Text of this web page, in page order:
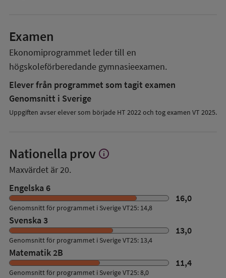
Examen
Ekonomiprogrammet leder till en
högskoleförberedande gymnasieexamen.
Elever från programmet som tagit examen
Genomsnitt i Sverige
Uppgiften avser elever som började HT 2022 och tog examen VT 2025.
Nationella prov Visa
prov
info
Maxvärdet är 20.
Engelska 6
16,0
Genomsnitt för programmet i Sverige VT25: 14,8
Svenska 3
13,0
Genomsnitt för programmet i Sverige VT25: 13,4
Matematik 2B
11,4
Genomsnitt för programmet i Sverige VT25: 8,0